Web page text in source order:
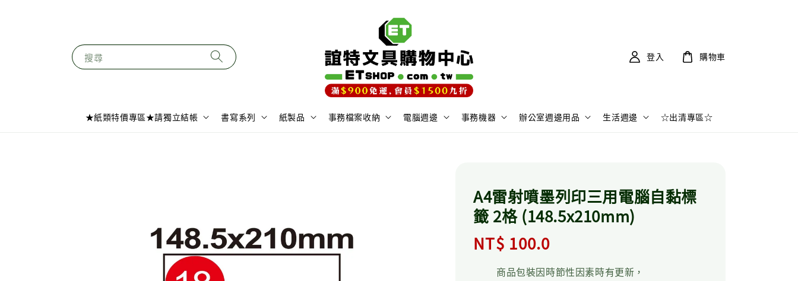
搜尋
★紙類特價專區★請獨立結帳 書寫系列 紙製品 事務檔案收納 電腦週邊 事務機器 辦公室週邊用品 生活週邊 ☆出清專區☆
登入 購物車
A4雷射噴墨列印三用電腦自黏標
籤 2格 (148.5x210mm)
Regular
price
NT$ 100.0
商品包裝因時節性因素時有更新，